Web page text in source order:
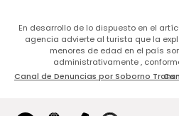
En desarrollo de lo dispuesto en el
agencia advierte al turista que la
menores de edad en el país
administrativamente ,
Canal de Denuncias por Soborno